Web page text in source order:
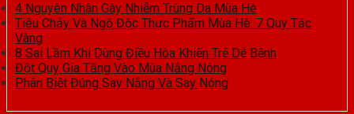
4 Nguyên Nhân Gây Nhiễm Trùng Da Mùa Hè
Tiêu Chảy Và Ngộ Độc Thực Phẩm Mùa Hè: 7 Quy Tắc
Vàng
8 Sai Lầm Khi Dùng Điều Hòa Khiến Trẻ Dễ Bệnh
Đột Quỵ Gia Tăng Vào Mùa Nắng Nóng
Phân Biệt Đúng Say Nắng Và Say Nóng